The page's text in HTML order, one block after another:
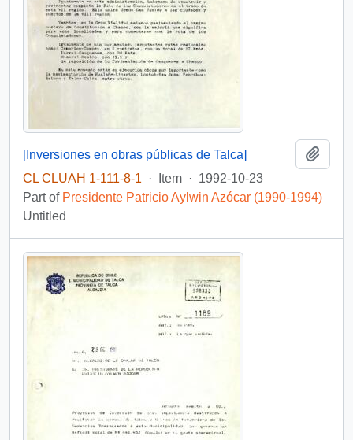
[Inversiones en obras públicas de Talca]
CL CLUAH 1-111-8-1
· Item · 1992-10-23
Part of Presidente Patricio Aylwin Azócar (1990-1994)
Untitled